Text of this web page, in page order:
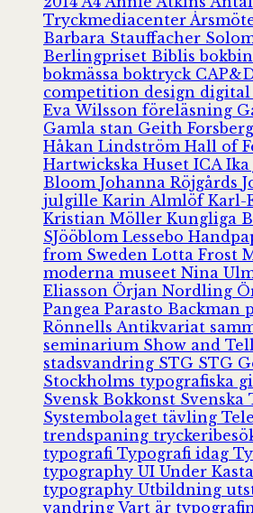
Tryckmediacenter
Barbara Stauffacher
Berlingpriset Biblis
bokmässaboktryck
competition design digital
Eva Wilsson föreläsning
Gamla stan Geith Forsberg
Håkan Lindström Hall of
Hartwickska Huset ICA Ika
Bloom Johanna Röjgårds
julgille Karin Almlöf Karl-
Kristian Möller Kungliga
SJööblom Lessebo
from Sweden Lotta Frost
moderna museet Nina
Eliasson Örjan Nordling
Pangea Parasto Backman
Rönnells Antikvariat
seminarium Show and Tell
stadsvandring STG STG
Stockholms typografiska
Svensk Bokkonst Svenska
Systembolaget tävling
trendspaning
typografi Typografi idag
typography UI Under
typography Utbildning
vandring Vart är